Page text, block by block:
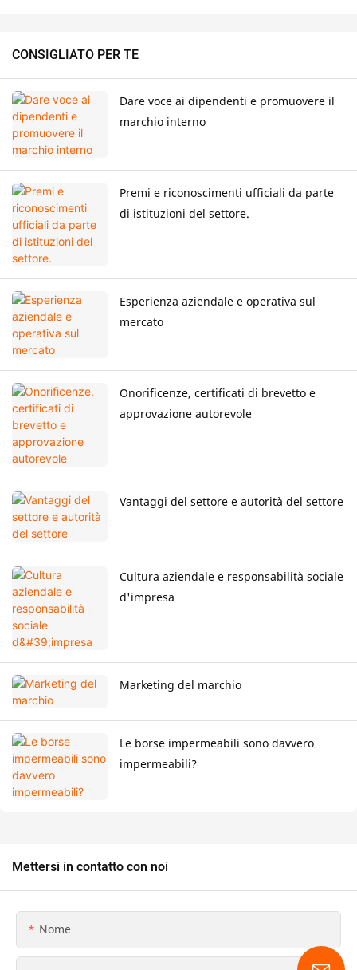
CONSIGLIATO PER TE
Dare voce ai dipendenti e promuovere il
marchio interno
Premi e riconoscimenti ufficiali da parte
di istituzioni del settore.
Esperienza aziendale e operativa sul
mercato
Onorificenze, certificati di brevetto e
approvazione autorevole
Vantaggi del settore e autorità del settore
Cultura aziendale e responsabilità sociale
d'impresa
Marketing del marchio
Le borse impermeabili sono davvero
impermeabili?
Mettersi in contatto con noi
Nome